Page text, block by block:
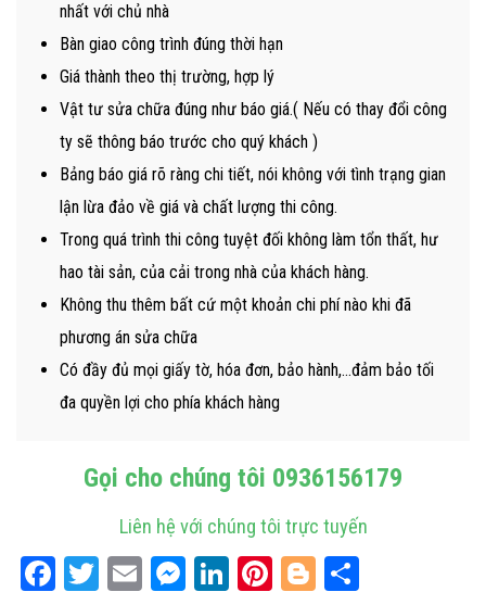
nhất với chủ nhà
Bàn giao công trình đúng thời hạn
Giá thành theo thị trường, hợp lý
Vật tư sửa chữa đúng như báo giá.( Nếu có thay đổi công
ty sẽ thông báo trước cho quý khách )
Bảng báo giá rõ ràng chi tiết, nói không với tình trạng gian
lận lừa đảo về giá và chất lượng thi công.
Trong quá trình thi công tuyệt đối không làm tổn thất, hư
hao tài sản, của cải trong nhà của khách hàng.
Không thu thêm bất cứ một khoản chi phí nào khi đã
phương án sửa chữa
Có đầy đủ mọi giấy tờ, hóa đơn, bảo hành,…đảm bảo tối
đa quyền lợi cho phía khách hàng
Gọi cho chúng tôi 0936156179
Liên hệ với chúng tôi trực tuyến
Facebook
Twitter
EmailMessenger
LinkedIn
Pinterest
Blogger